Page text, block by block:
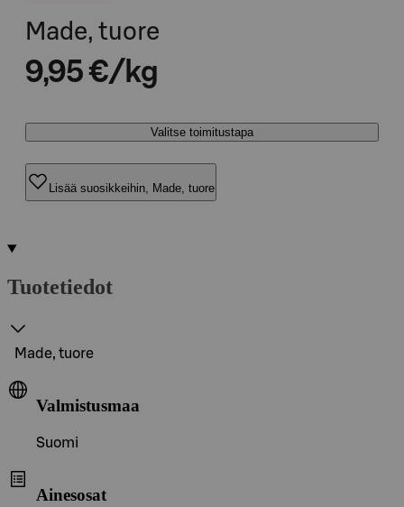
Made, tuore
9,95 €/kg
Valitse toimitustapa
Lisää suosikkeihin, Made, tuore
Tuotetiedot
Made, tuore
Valmistusmaa
Suomi
Ainesosat